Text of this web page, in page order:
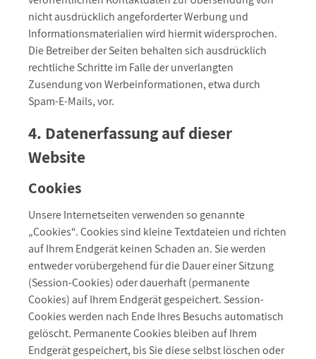
nicht ausdrücklich angeforderter Werbung und
Informationsmaterialien wird hiermit widersprochen.
Die Betreiber der Seiten behalten sich ausdrücklich
rechtliche Schritte im Falle der unverlangten
Zusendung von Werbeinformationen, etwa durch
Spam-E-Mails, vor.
4. Datenerfassung auf dieser
Website
Cookies
Unsere Internetseiten verwenden so genannte
„Cookies“. Cookies sind kleine Textdateien und richten
auf Ihrem Endgerät keinen Schaden an. Sie werden
entweder vorübergehend für die Dauer einer Sitzung
(Session-Cookies) oder dauerhaft (permanente
Cookies) auf Ihrem Endgerät gespeichert. Session-
Cookies werden nach Ende Ihres Besuchs automatisch
gelöscht. Permanente Cookies bleiben auf Ihrem
Endgerät gespeichert, bis Sie diese selbst löschen oder